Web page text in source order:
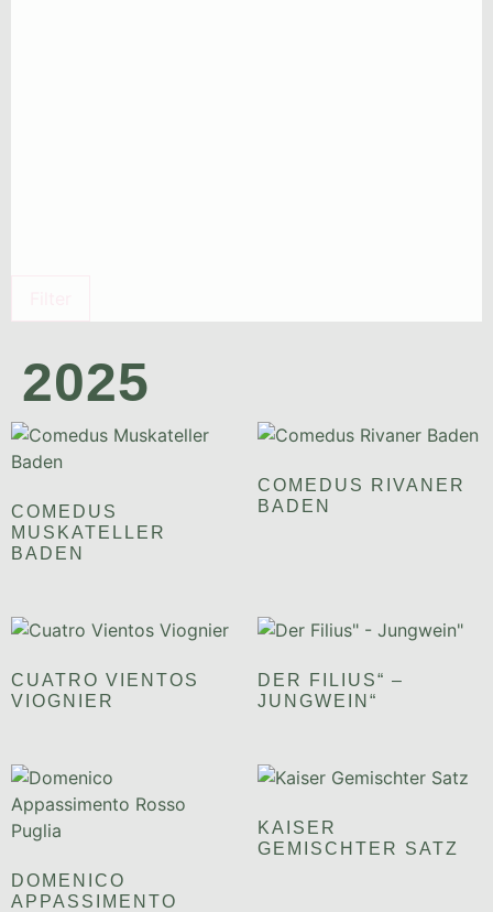
2025
COMEDUS
MUSKATELLER
BADEN
COMEDUS RIVANER
BADEN
CUATRO VIENTOS
VIOGNIER
DER FILIUS“ –
JUNGWEIN“
DOMENICO
APPASSIMENTO
KAISER
GEMISCHTER SATZ